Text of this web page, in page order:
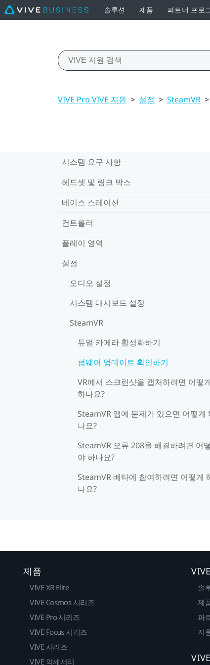
솔루션 제품 파트너 프로
VIVE Pro VIVE 지원 > 설정 > SteamVR >
시스템 요구 사항
헤드셋 및 링크 박스
베이스 스테이션
컨트롤러
플레이 영역
설정
오디오 설정
시스템 대시보드 설정
SteamVR
듀얼 카메라 활성화하기
펌웨어 업데이트 확인하기
VR에서 스크린샷을 캡처하려면 어떻
하나요?
SteamVR 앱에 문제가 있으면 어떻게
나요?
SteamVR 오류 208을 해결하려면 어
야 하나요?
SteamVR 베타에 참여하려면 어떻게
나요?
제품
VIVE XR Elite
VIVE Cosmos 시리즈
VIVE Pro 시리즈
VIVE Focus 시리즈
VIVE 시리즈
VIVE 악세서리
솔
제
파
지